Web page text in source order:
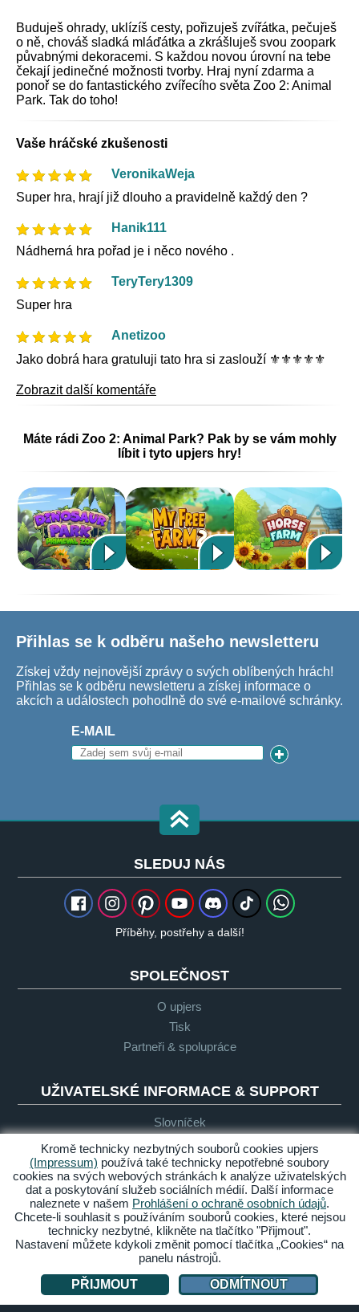
Buduješ ohrady, uklízíš cesty, pořizuješ zvířátka, pečuješ
o ně, chováš sladká mláďátka a zkrášluješ svou zoopark
půvabnými dekoracemi. S každou novou úrovní na tebe
čekají jedinečné možnosti tvorby. Hraj nyní zdarma a
ponoř se do fantastického zvířecího světa Zoo 2: Animal
Park. Tak do toho!
Vaše hráčské zkušenosti
VeronikaWeja
Super hra, hrají již dlouho a pravidelně každý den ?
Hanik111
Nádherná hra pořad je i něco nového .
TeryTery1309
Super hra
Anetizoo
Jako dobrá hara gratuluji tato hra si zaslouží ⚜️⚜️⚜️⚜️⚜️
Zobrazit další komentáře
Máte rádi Zoo 2: Animal Park? Pak by se vám mohly
líbit i tyto upjers hry!
Přihlas se k odběru našeho newsletteru
Získej vždy nejnovější zprávy o svých oblíbených hrách!
Přihlas se k odběru newsletteru a získej informace o
akcích a událostech pohodlně do své e-mailové schránky.
E-MAIL
SLEDUJ NÁS
Příběhy, postřehy a další!
SPOLEČNOST
O upjers
Tisk
Partneři & spolupráce
UŽIVATELSKÉ INFORMACE & SUPPORT
Slovníček
Obecné zásady pro "Let's Play"
Podpora
Impresum
Ochrana
osobních
údajů
Podmínky
Bezbariérový
přístup
Spravovat cookies
Kromě technicky nezbytných souborů cookies upjers
(Impressum) používá také technicky nepotřebné soubory
cookies na svých webových stránkách k analýze uživatelských
dat a poskytování služeb sociálních médií. Další informace
naleznete v našem Prohlášení o ochraně osobních údajů.
Chcete-li souhlasit s používáním souborů cookies, které nejsou
technicky nezbytné, klikněte na tlačítko "Přijmout".
Nastavení můžete kdykoli změnit pomocí tlačítka „Cookies“ na
panelu nástrojů.
PŘIJMOUT
ODMÍTNOUT